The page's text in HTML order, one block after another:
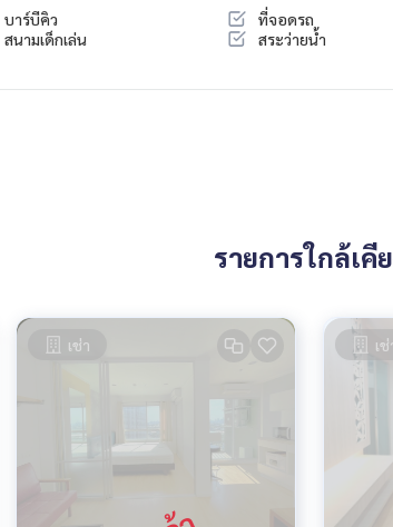
บาร์บีคิว
ที่จอดรถ
สนามเด็กเล่น
สระว่ายน้ำ
รายการใกล้เคี
เช่า เช่